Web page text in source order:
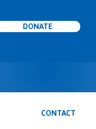
DONATE
CONTACT